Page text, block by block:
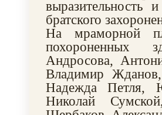
выразительность
братского
На мраморной
похороненных
Андросова,
Владимир
Надежда Петля,
Николай